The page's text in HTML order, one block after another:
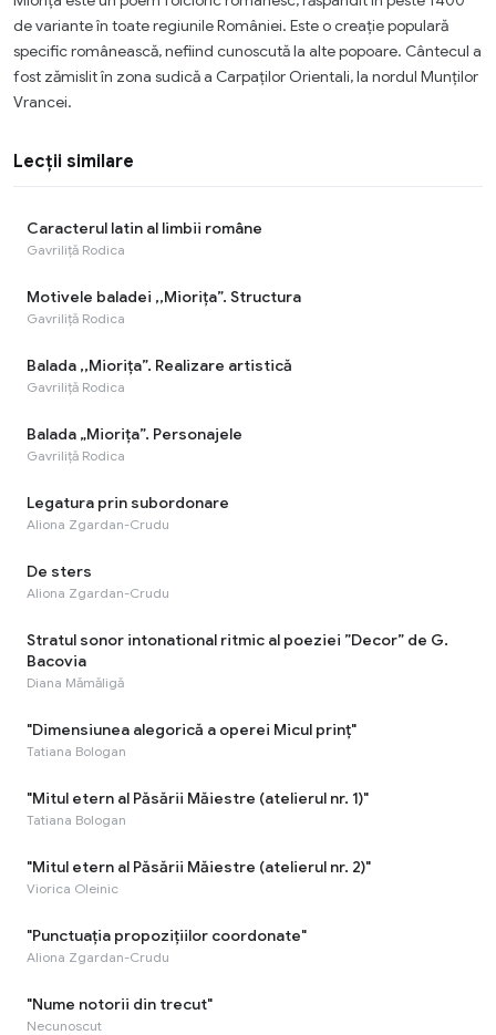
de variante în toate regiunile României. Este o creație populară
specific românească, nefiind cunoscută la alte popoare. Cântecul a
fost zămislit în zona sudică a Carpaților Orientali, la nordul Munților
Vrancei.
Lecții similare
Caracterul latin al limbii române
Gavriliță Rodica
Motivele baladei ,,Miorița”. Structura
Gavriliță Rodica
Balada ,,Miorița”. Realizare artistică
Gavriliță Rodica
Balada „Miorița”. Personajele
Gavriliță Rodica
Legatura prin subordonare
Aliona Zgardan-Crudu
De sters
Aliona Zgardan-Crudu
Stratul sonor intonational ritmic al poeziei ”Decor” de G.
Bacovia
Diana Mămăligă
"Dimensiunea alegorică a operei Micul prinț"
Tatiana Bologan
"Mitul etern al Păsării Măiestre (atelierul nr. 1)"
Tatiana Bologan
"Mitul etern al Păsării Măiestre (atelierul nr. 2)"
Viorica Oleinic
"Punctuaţia propoziţiilor coordonate"
Aliona Zgardan-Crudu
"Nume notorii din trecut"
Necunoscut